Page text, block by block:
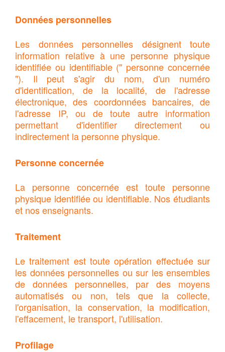
Données personnelles
Les données personnelles désignent toute
information relative à une personne physique
identifiée ou identifiable (" personne concernée
"). Il peut s'agir du nom, d'un numéro
d'identification, de la localité, de l'adresse
électronique, des coordonnées bancaires, de
l'adresse IP, ou de toute autre information
permettant d'identifier directement ou
indirectement la personne physique.
Personne concernée
La personne concernée est toute personne
physique identifiée ou identifiable. Nos étudiants
et nos enseignants.
Traitement
Le traitement est toute opération effectuée sur
les données personnelles ou sur les ensembles
de données personnelles, par des moyens
automatisés ou non, tels que la collecte,
l'organisation, la conservation, la modification,
l'effacement, le transport, l'utilisation.
Profilage